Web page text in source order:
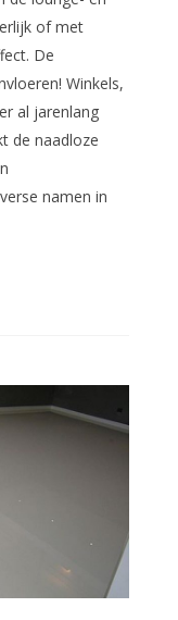
of met
De
Winkels,
al jarenlang
de naadloze
namen in